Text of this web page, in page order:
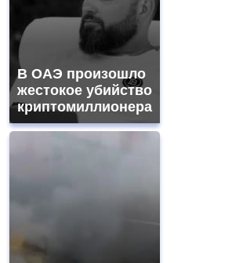
В ОАЭ произошло
жестокое убийство
криптомиллионера